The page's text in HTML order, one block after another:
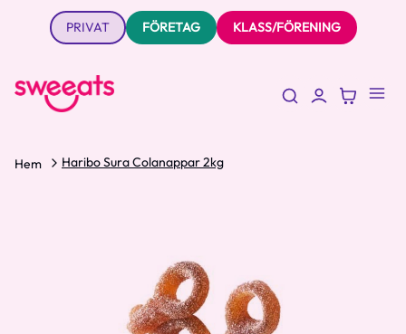
PRIVAT FÖRETAG KLASS/FÖRENING
Hem Haribo Sura Colanappar 2kg